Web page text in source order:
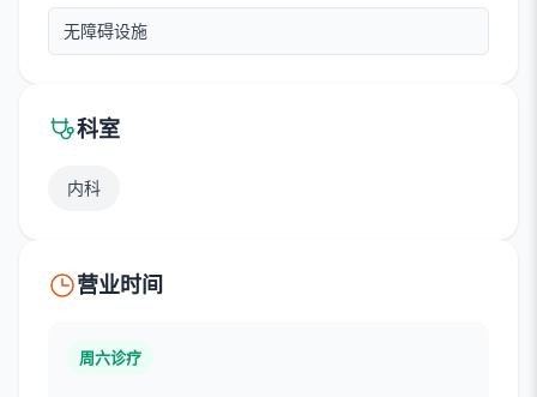
无障碍设施
科室
内科
营业时间
周六诊疗